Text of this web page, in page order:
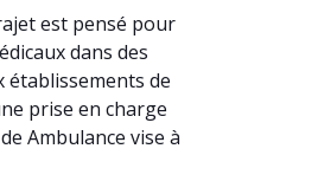
est pensé pour
dans des
établissements de
prise en charge
Ambulance vise à